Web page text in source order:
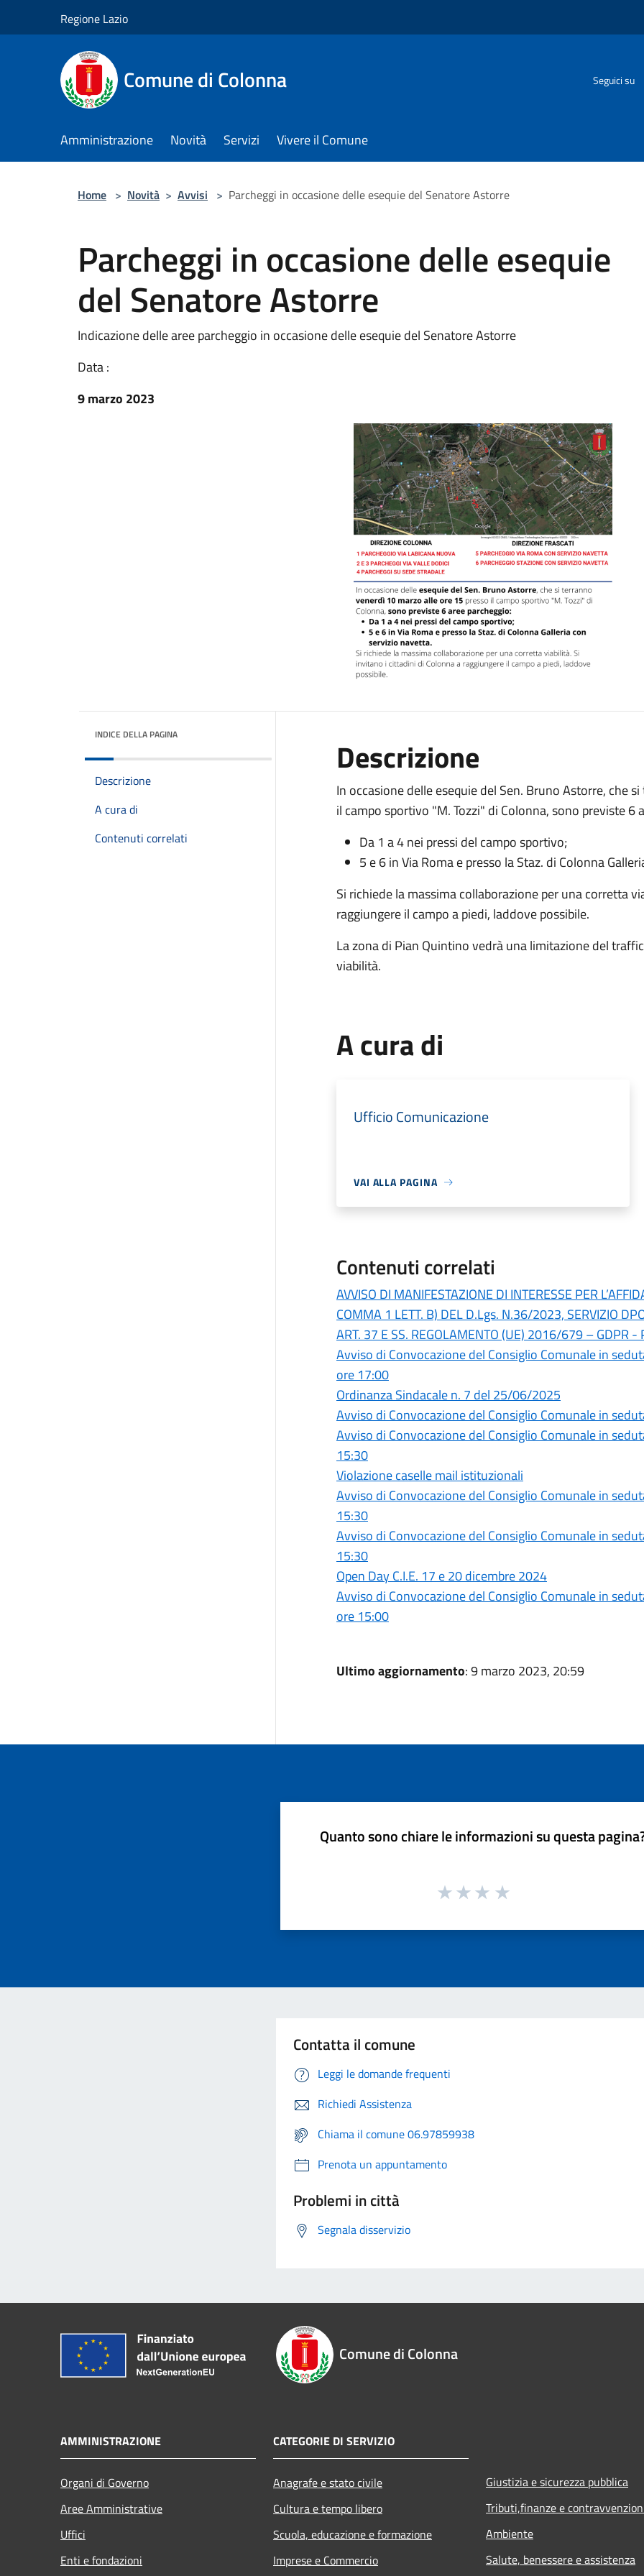
Regione Lazio
Comune di Colonna Seguici su
Amministrazione Novità Servizi Vivere il Comune
Home > Novità > Avvisi > Parcheggi in occasione delle esequie del Senatore Astorre
Parcheggi in occasione delle esequie
del Senatore Astorre
Indicazione delle aree parcheggio in occasione delle esequie del Senatore Astorre
Data :
9 marzo 2023
INDICE DELLA PAGINA
Descrizione
A cura di
Contenuti correlati
Descrizione
In occasione delleesequie del Sen. Bruno Astorre, che
il campo sportivo "M. Tozzi" di Colonna,sono previste 6
Da 1 a 4 nei pressi del campo sportivo;
5 e 6 in Via Roma e presso la Staz. di Colonna
Si richiede la massima collaborazione per una corretta
raggiungere il campo a piedi, laddove possibile.
La zona di Pian Quintino vedrà una limitazione del
viabilità.
A cura di
Ufficio Comunicazione
VAI ALLA PAGINA
Contenuti correlati
AVVISO DI MANIFESTAZIONE DI INTERESSE PER
COMMA 1 LETT. B) DEL D.Lgs. N.36/2023, SERVIZIO
ART. 37 E SS. REGOLAMENTO (UE) 2016/679 – GDPR
Avviso di Convocazione del Consiglio Comunale in
ore 17:00
Ordinanza Sindacale n. 7 del 25/06/2025
Avviso di Convocazione del Consiglio Comunale in
Avviso di Convocazione del Consiglio Comunale in
15:30
Violazione caselle mail istituzionali
Avviso di Convocazione del Consiglio Comunale in
15:30
Avviso di Convocazione del Consiglio Comunale in
15:30
Open Day C.I.E. 17 e 20 dicembre 2024
Avviso di Convocazione del Consiglio Comunale in
ore 15:00
Ultimo aggiornamento: 9 marzo 2023, 20:59
Quanto sono chiare le informazioni su questa
Contatta il comune
Leggi le domande frequenti
Richiedi Assistenza
Chiama il comune 06.97859938
Prenota un appuntamento
Problemi in città
Segnala disservizio
Comune di Colonna
AMMINISTRAZIONE
Organi di Governo
Aree Amministrative
Uffici
Enti e fondazioni
CATEGORIE DI SERVIZIO
Anagrafe e stato civile
Cultura e tempo libero
Scuola, educazione e formazione
Imprese e Commercio
Giustizia e sicurezza pubblica
Tributi,finanze e
Ambiente
Salute, benessere e assistenza